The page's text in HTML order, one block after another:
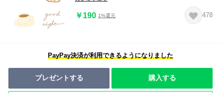
￥190 1%還元 478
PayPay決済が利用できるようになりました
プレゼントする 購入する